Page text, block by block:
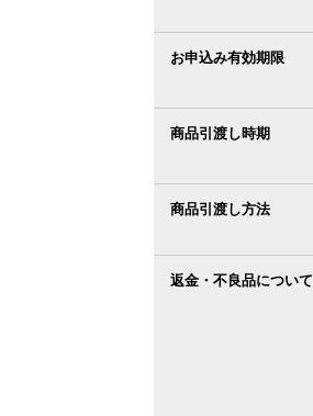
お申込み有効期限
商品引渡し時期
商品引渡し方法
返金・不良品について